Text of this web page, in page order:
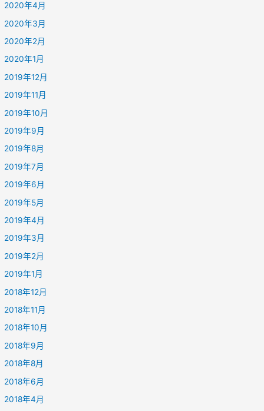
2020年4月
2020年3月
2020年2月
2020年1月
2019年12月
2019年11月
2019年10月
2019年9月
2019年8月
2019年7月
2019年6月
2019年5月
2019年4月
2019年3月
2019年2月
2019年1月
2018年12月
2018年11月
2018年10月
2018年9月
2018年8月
2018年6月
2018年4月